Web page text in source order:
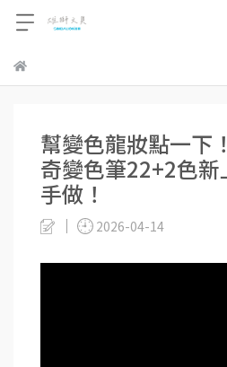
幫變色龍妝點一下
奇變色筆22+2色
手做！
2026-04-14